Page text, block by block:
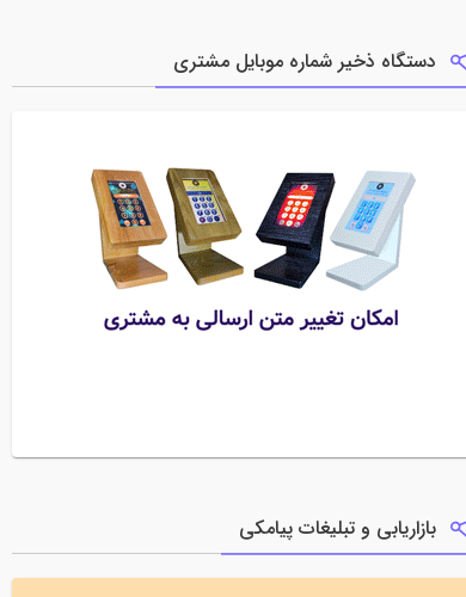
دستگاه ذخیر شماره موبایل مشتری
بازاریابی و تبلیغات پیامکی